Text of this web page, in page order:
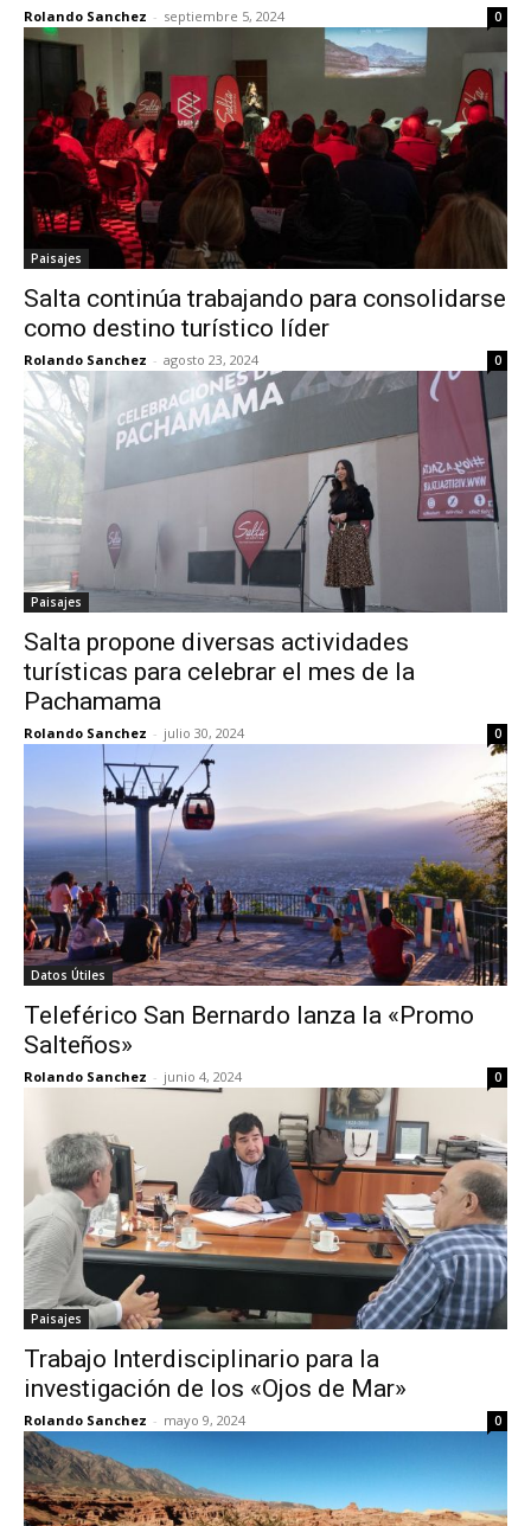
Rolando Sanchez - septiembre 5, 2024 0
Paisajes
Salta continúa trabajando para consolidarse
como destino turístico líder
Rolando Sanchez - agosto 23, 2024 0
Paisajes
Salta propone diversas actividades
turísticas para celebrar el mes de la
Pachamama
Rolando Sanchez - julio 30, 2024 0
Datos Útiles
Teleférico San Bernardo lanza la «Promo
Salteños»
Rolando Sanchez - junio 4, 2024 0
Paisajes
Trabajo Interdisciplinario para la
investigación de los «Ojos de Mar»
Rolando Sanchez - mayo 9, 2024 0